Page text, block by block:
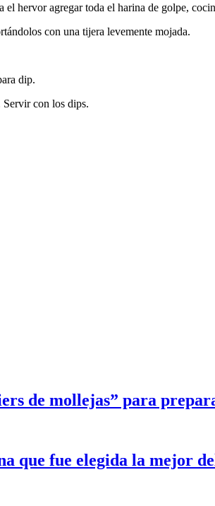
hervor agregar toda el harina de golpe,
con una tijera levemente mojada.
dip.
Servir con los dips.
de mollejas” para
que fue elegida la mejor